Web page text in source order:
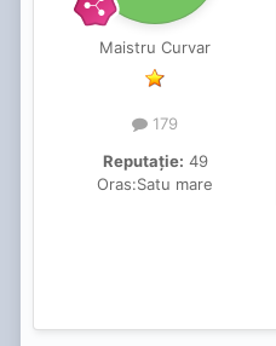
Maistru Curvar
179
Reputație: 49
Oras:Satu mare